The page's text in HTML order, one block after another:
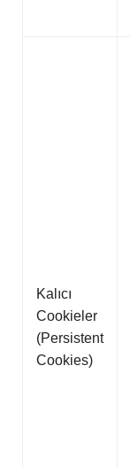
Kalıcı
Cookieler
(Persistent
Cookies)